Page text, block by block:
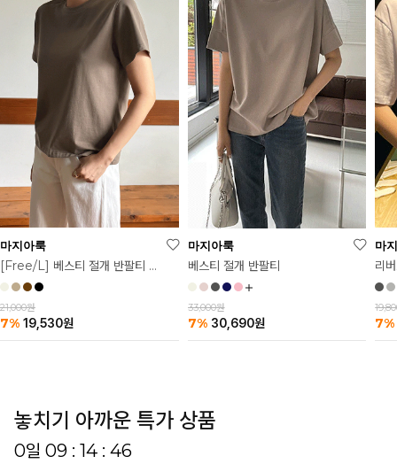
마지아룩
[Free/L] 베스티 절개 반팔티 2탄
21,000원
7% 19,530원
마지아룩
베스티 절개 반팔티
33,000원
7% 30,690원
마
리
7%
놓치기 아까운 특가 상품
0일 09 : 14 : 41